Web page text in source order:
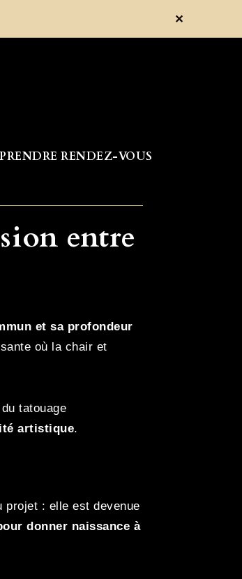
✕
PRENDRE RENDEZ-VOUS
entre
et sa profondeur
où la chair et
tatouage
artistique.
projet : elle est devenue
donner naissance à